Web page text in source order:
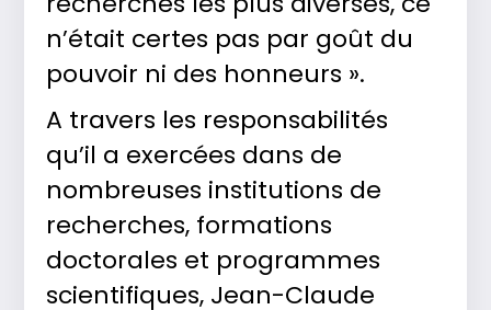
n’était certes pas par goût du
pouvoir ni des honneurs ».
A travers les responsabilités
qu’il a exercées dans de
nombreuses institutions de
recherches, formations
doctorales et programmes
scientifiques, Jean-Claude